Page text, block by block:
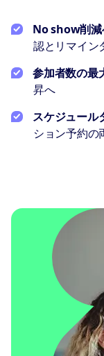
No show削減
認とリマイン
参加者数の最
昇へ
スケジュール
ション予約の